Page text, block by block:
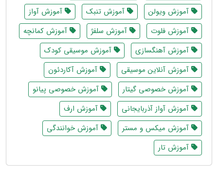
آموزش ویولن
آموزش تنبک
آموزش آواز
آموزش فلوت
آموزش سلفژ
آموزش کمانچه
آموزش آهنگسازی
آموزش موسیقی کودک
آموزش آنلاین موسیقی
آموزش آکاردئون
آموزش خصوصی گیتار
آموزش خصوصی پیانو
آموزش آواز آذربایجانی
آموزش ارف
آموزش میکس و مستر
آموزش خوانندگی
آموزش تار